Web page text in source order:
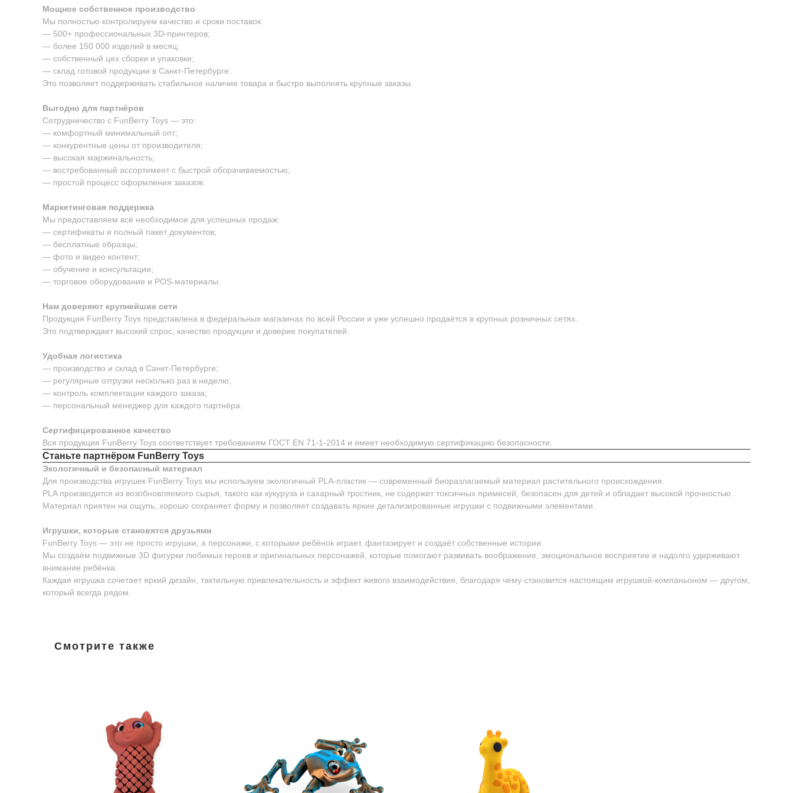
Мощное собственное производство
Мы полностью контролируем качество и сроки поставок:
— 500+ профессиональных 3D-принтеров;
— более 150 000 изделий в месяц;
— собственный цех сборки и упаковки;
— склад готовой продукции в Санкт-Петербурге.
Это позволяет поддерживать стабильное наличие товара и быстро выполнять крупные заказы.
Выгодно для партнёров
Сотрудничество с FunBerry Toys — это:
— комфортный минимальный опт;
— конкурентные цены от производителя;
— высокая маржинальность;
— востребованный ассортимент с быстрой оборачиваемостью;
— простой процесс оформления заказов.
Маркетинговая поддержка
Мы предоставляем всё необходимое для успешных продаж:
— сертификаты и полный пакет документов;
— бесплатные образцы;
— фото и видео контент;
— обучение и консультации;
— торговое оборудование и POS-материалы.
Нам доверяют крупнейшие сети
Продукция FunBerry Toys представлена в федеральных магазинах по всей России и уже успешно продаётся в крупных розничных сетях.
Это подтверждает высокий спрос, качество продукции и доверие покупателей.
Удобная логистика
— производство и склад в Санкт-Петербурге;
— регулярные отгрузки несколько раз в неделю;
— контроль комплектации каждого заказа;
— персональный менеджер для каждого партнёра.
Сертифицированное качество
Вся продукция FunBerry Toys соответствует требованиям ГОСТ EN 71-1-2014 и имеет необходимую сертификацию безопасности.
Станьте партнёром FunBerry Toys
Экологичный и безопасный материал
Для производства игрушек FunBerry Toys мы используем экологичный PLA-пластик — современный биоразлагаемый материал растительного происхождения.
PLA производится из возобновляемого сырья, такого как кукуруза и сахарный тростник, не содержит токсичных примесей, безопасен для детей и обладает высокой прочностью.
Материал приятен на ощупь, хорошо сохраняет форму и позволяет создавать яркие детализированные игрушки с подвижными элементами.
Игрушки, которые становятся друзьями
FunBerry Toys — это не просто игрушки, а персонажи, с которыми ребёнок играет, фантазирует и создаёт собственные истории.
Мы создаём подвижные 3D фигурки любимых героев и оригинальных персонажей, которые помогают развивать воображение, эмоциональное восприятие и надолго удерживают
внимание ребёнка.
Каждая игрушка сочетает яркий дизайн, тактильную привлекательность и эффект живого взаимодействия, благодаря чему становится настоящим игрушкой-компаньоном — другом,
который всегда рядом.
Смотрите также